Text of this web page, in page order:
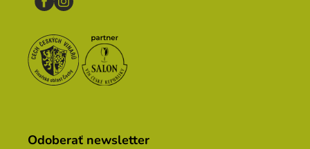
Odoberať newsletter